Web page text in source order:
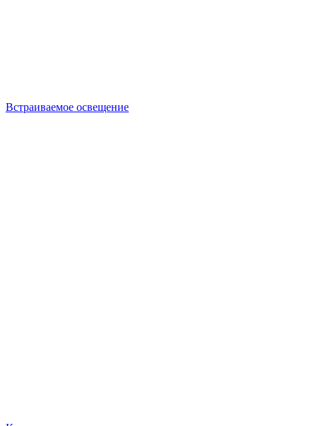
Встраиваемое освещение